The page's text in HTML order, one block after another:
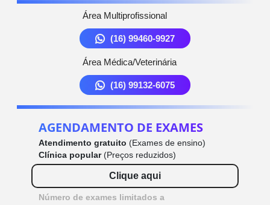
Área Multiprofissional
(16) 99460-9927
Área Médica/Veterinária
(16) 99132-6075
AGENDAMENTO DE EXAMES
Atendimento gratuito (Exames de ensino)
Clínica popular(Preços reduzidos)
Clique aqui
Número de exames limitados a